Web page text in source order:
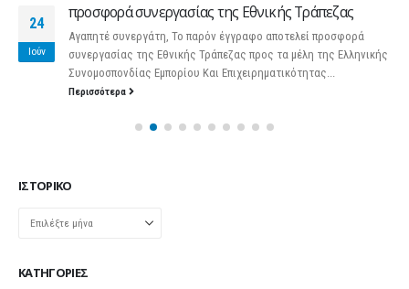
24
Ιούν
προσφορά συνεργασίας της Εθνικής Τράπεζας
Αγαπητέ συνεργάτη, Το παρόν έγγραφο αποτελεί προσφορά
συνεργασίας της Εθνικής Τράπεζας προς τα μέλη της Ελληνικής
Συνομοσπονδίας Εμπορίου Και Επιχειρηματικότητας...
Περισσότερα
ΙΣΤΟΡΙΚΌ
KΑΤΗΓΟΡΊΕΣ